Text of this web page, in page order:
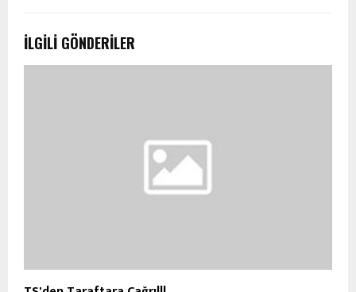
İLGILI GÖNDERILER